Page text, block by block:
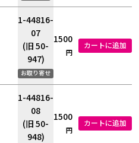
1-44816-
07
(旧 50-
947)
お取り寄せ
1500
円
カートに追加
1-44816-
08
(旧 50-
948)
1500
円
カートに追加